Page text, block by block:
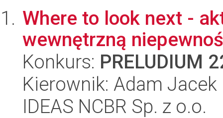
Where to look next -
wewnętrzną
Konkurs: PRELUDIUM
Kierownik: Adam Jacek
IDEAS NCBR Sp. z o.o.